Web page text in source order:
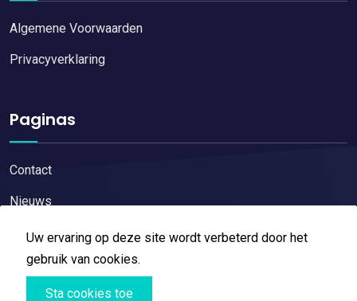
Uw ervaring op deze site wordt verbeterd door het
gebruik van cookies.
Sta cookies toe
Algemene Voorwaarden
Privacyverklaring
Paginas
Contact
Nieuws
Copyright © 2026Restaurant reviews